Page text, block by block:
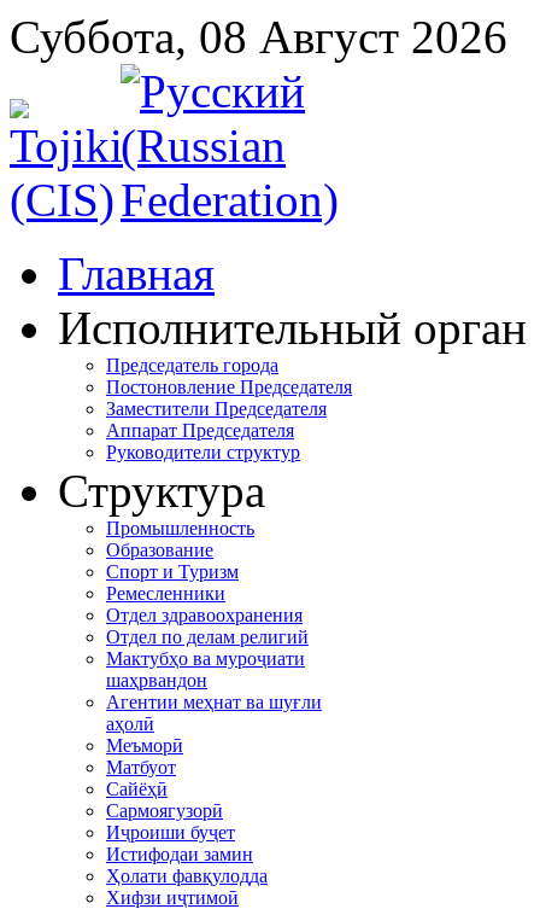
Суббота, 08 Август 2026
Главная
Исполнительный орган
Председатель города
Постоновление Председателя
Заместители Председателя
Аппарат Председателя
Руководители структур
Структура
Промышленность
Образование
Спорт и Туризм
Ремесленники
Отдел здравоохранения
Отдел по делам религий
Мактубҳо ва муроҷиати
шаҳрвандон
Агентии меҳнат ва шуғли
аҳолӣ
Меъморӣ
Матбуот
Сайёҳӣ
Сармоягузорӣ
Иҷроиши буҷет
Истифодаи замин
Ҳолати фавқулодда
Хифзи иҷтимоӣ